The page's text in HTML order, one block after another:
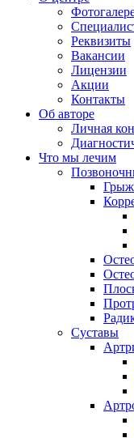
Реквизиты
Вакансии
Лицензии
Акции
Контакты
Об авторе
Личная
Что мы лечим
Суставы